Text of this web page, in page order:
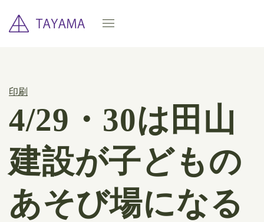
印刷
4/29・30は田山
建設が子どもの
あそび場になる